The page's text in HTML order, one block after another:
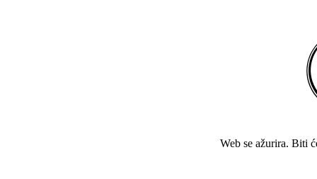
Web se ažurira. Biti